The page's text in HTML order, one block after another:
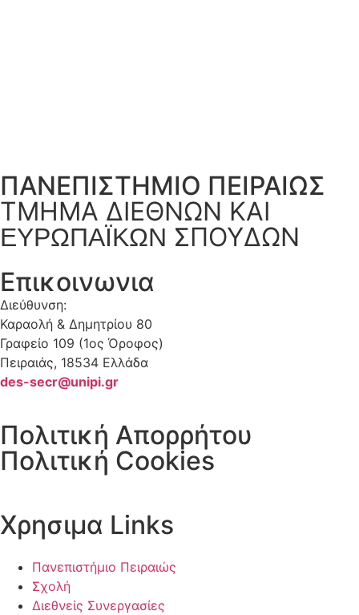
ΠΑΝΕΠΙΣΤΗΜΙΟ ΠΕΙΡΑΙΩΣ
ΤΜΗΜΑ ΔΙΕΘΝΩΝ ΚΑΙ
ΕΥΡΩΠΑΪΚΩΝ ΣΠΟΥΔΩΝ
Επικοινωνια
Διεύθυνση:
Καραολή & Δημητρίου 80
Γραφείο 109 (1ος Όροφος)
Πειραιάς, 18534 Ελλάδα
des-secr@unipi.gr
Πολιτική Απορρήτου
Πολιτική Cookies
Χρησιμα Links
Πανεπιστήμιο Πειραιώς
Σχολή
Διεθνείς Συνεργασίες